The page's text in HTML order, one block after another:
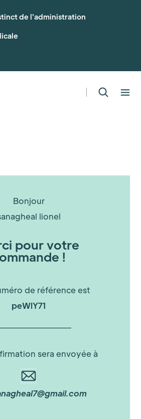
de l'administration
Bonjour
lionel
pour votre
!
de référence est
peWlY71
sera envoyée à